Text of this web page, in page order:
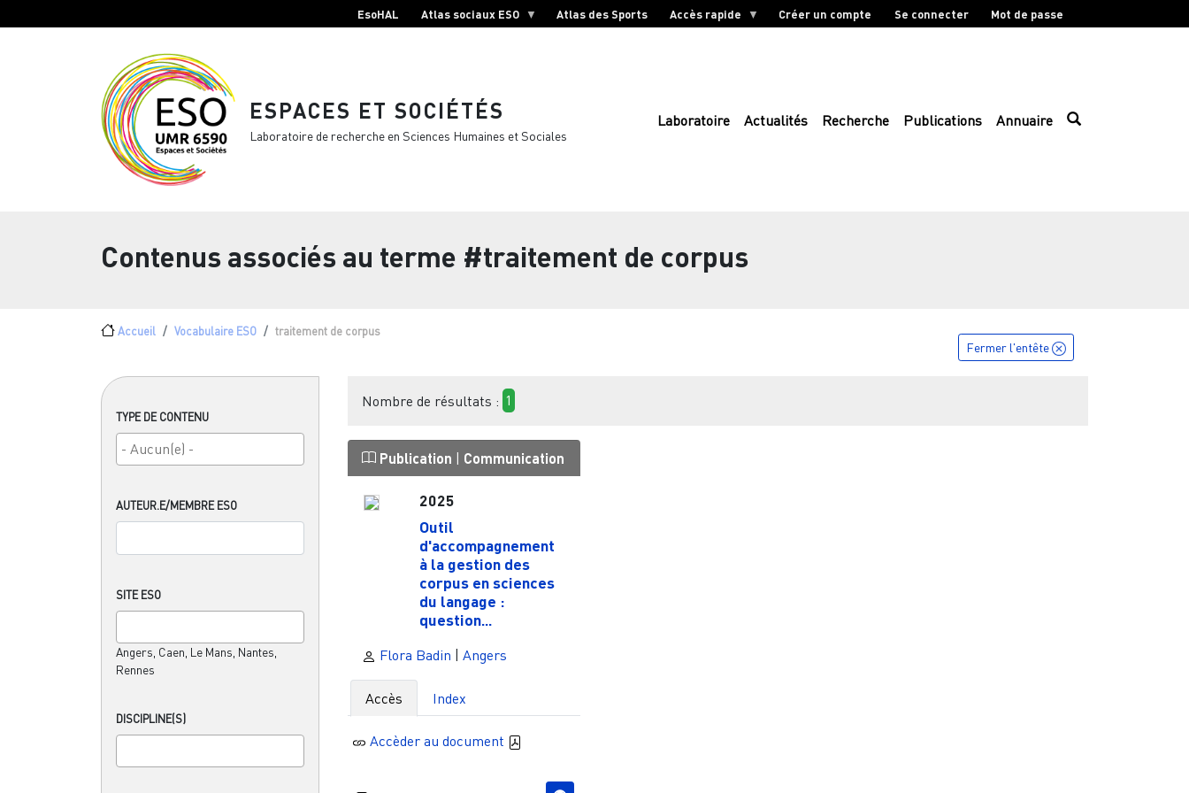
EsoHAL Atlas sociaux ESO Atlas des Sports Accès rapide Créer un compte Se connecter Mot de passe
ESPACES ET SOCIÉTÉS
Laboratoire de recherche en Sciences Humaines et Sociales
Laboratoire Actualités Recherche Publications Annuaire
Contenus associés au terme #traitement de corpus
Fil d'Ariane
Accueil Vocabulaire ESO traitement de corpus
TYPE DE CONTENU
AUTEUR.E/MEMBRE ESO
SITE ESO
Angers, Caen, Le Mans, Nantes,
Rennes
DISCIPLINE(S)
Fermer l'entête
Nombre de résultats : 1
Publication | Communication
2025
Outil
d'accompagnement
à la gestion des
corpus en sciences
du langage :
question...
Flora Badin | Angers
Accès Index
Accèder au document